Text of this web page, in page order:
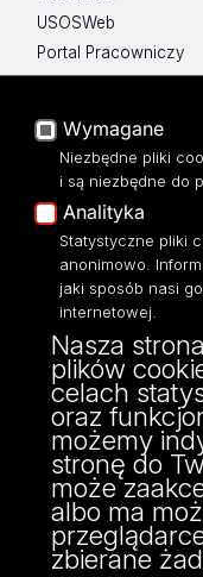
USOSWeb
Portal Pracowniczy
Baza Aktów
Moodle
Eksperci UŁ
Polityka Prywatności
Dostępność
ul. Pomorska 171/173
90-236 Łódź
tel: 42/665 51 06
fax: 42/665 52 54
Wymagane
Niezbędne pliki
i są niezbędne do
Analityka
Statystyczne pliki
anonimowo.
jaki sposób nasi
internetowej.
Nasza
plików
celach
oraz
możemy
stronę do
może
albo ma
zbierane